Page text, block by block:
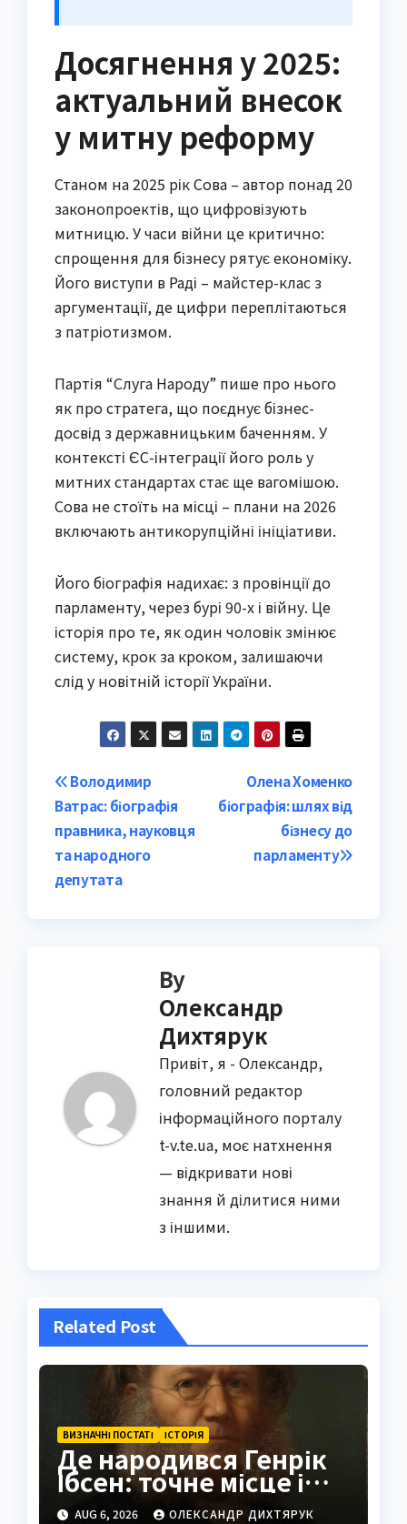
Досягнення у 2025:
актуальний внесок
у митну реформу
Станом на 2025 рік Сова – автор понад 20
законопроектів, що цифровізують
митницю. У часи війни це критично:
спрощення для бізнесу рятує економіку.
Його виступи в Раді – майстер-клас з
аргументації, де цифри переплітаються
з патріотизмом.
Партія “Слуга Народу” пише про нього
як про стратега, що поєднує бізнес-
досвід з державницьким баченням. У
контексті ЄС-інтеграції його роль у
митних стандартах стає ще вагомішою.
Сова не стоїть на місці – плани на 2026
включають антикорупційні ініціативи.
Його біографія надихає: з провінції до
парламенту, через бурі 90-х і війну. Це
історія про те, як один чоловік змінює
систему, крок за кроком, залишаючи
слід у новітній історії України.
Post
navigation
Олена Хоменко
біографія: шлях від
бізнесу до
парламенту
Володимир
Ватрас: біографія
правника, науковця
та народного
депутата
By
Олександр
Дихтярук
Привіт, я - Олександр,
головний редактор
інформаційного порталу
t-v.te.ua, моє натхнення
— відкривати нові
знання й ділитися ними
з іншими.
Related Post
ВИЗНАЧНІ ПОСТАТІ ІСТОРІЯ
Де народився Генрік
Ібсен: точне місце і
історія
AUG 6, 2026 ОЛЕКСАНДР ДИХТЯРУК